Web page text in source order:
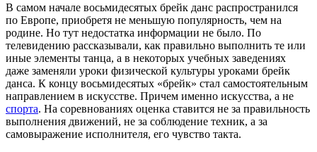
В самом начале восьмидесятых брейк данс распространился
по Европе, приобретя не меньшую популярность, чем на
родине. Но тут недостатка информации не было. По
телевидению рассказывали, как правильно выполнить те или
иные элементы танца, а в некоторых учебных заведениях
даже заменяли уроки физической культуры уроками брейк
данса. К концу восьмидесятых «брейк» стал самостоятельным
направлением в искусстве. Причем именно искусства, а не
спорта. На соревнованиях оценка ставится не за правильность
выполнения движений, не за соблюдение техник, а за
самовыражение исполнителя, его чувство такта.